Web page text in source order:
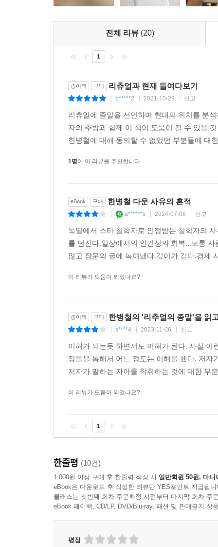
전체 리뷰 (20)
1
종이책 구매 리츄얼과 현재 들여다보기
b*****2 2021-10-29 신고
리츄얼에 종말을 선언하며 현대의 위치를 분
자의 추방과 함께 이 책이 도움이 될 수 있을
한병철에 대해 동의할 수 없었던 부분들에 대
1명이 이 리뷰를 추천합니다.
eBook 구매 한병철 다운 사유의 흔적
a******s 2024-07-08 신고
독일에서 스타 철학자로 인정받는 철학자의
를 던진다.일상에서의 인간성의 회복...보통
않고 장문의 글에 녹여냈다.깊이가 깊다.경제
이 리뷰가 도움이 되었나요?
종이책 구매 한병철의 '리추얼의 종말'을 읽
s****4 2023-11-06 신고
이해가 되는듯 하면서도 이해가 된다. 사실
장들을 통해서 어느 정도는 이해를 했다. 저
저자가 말하는 자아를 착취하는 것에 대한 부
이 리뷰가 도움이 되었나요?
1
한줄평 (10건)
1,000원 이상 구매 후 한줄평 작성 시 일반회원 50원, 마니
eBook은 다운로드 후 작성한 리뷰만 YES포인트 지급됩니
클래스는 첫번째 회차 주문확정 시점부터 마지막 회차 주
eBook 페이백, CD/LP, DVD/Blu-ray, 패션 및 판매금지 상
평점